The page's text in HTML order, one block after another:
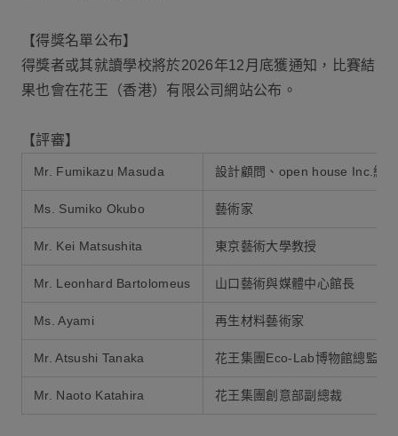
【得獎名單公布】
得獎者或其就讀學校將於2026年12月底獲通知，比賽結
果也會在花王（香港）有限公司網站公布。
【評審】
Mr. Fumikazu Masuda 設計顧問、open house Inc.總
Ms. Sumiko Okubo 藝術家
Mr. Kei Matsushita 東京藝術大學教授
Mr. Leonhard Bartolomeus 山口藝術與媒體中心館長
Ms. Ayami 再生材料藝術家
Mr. Atsushi Tanaka 花王集團Eco-Lab博物館總監
Mr. Naoto Katahira 花王集團創意部副總裁